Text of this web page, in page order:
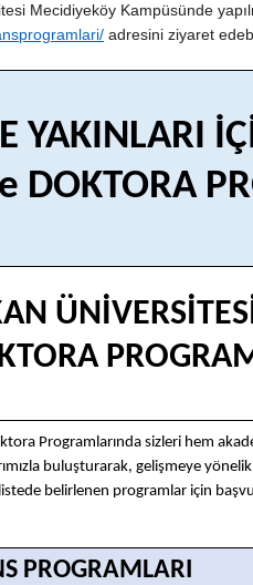
Mecidiyeköy Kampüsünde
adresini ziyaret
YAKINLARI
DOKTORA
Programlarında sizleri hem
buluşturarak, gelişmeye
belirlenen programlar için
PROGRAMLARI